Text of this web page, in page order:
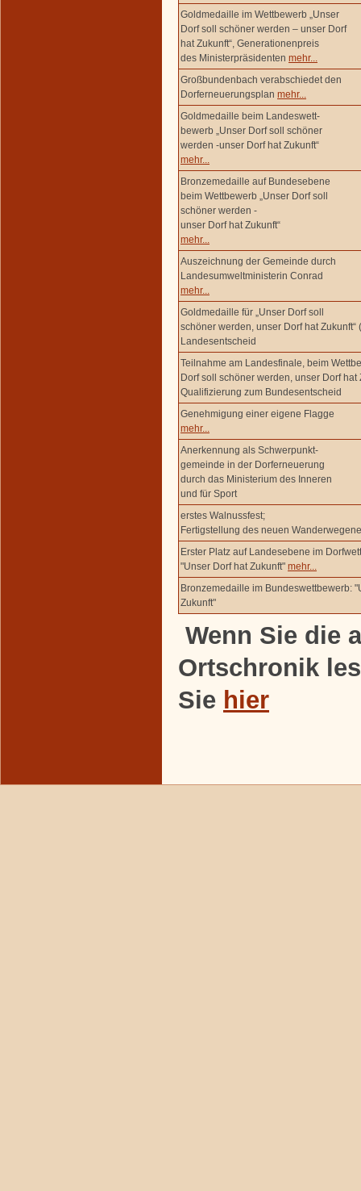
Goldmedaille im Wettbewerb „Unser
Dorf soll schöner werden – unser Dorf
hat Zukunft“, Generationenpreis
des Ministerpräsidenten mehr...
Großbundenbach verabschiedet den
Dorferneuerungsplan mehr...
Goldmedaille beim Landeswett-
bewerb „Unser Dorf soll schöner
werden -unser Dorf hat Zukunft“
mehr...
Bronzemedaille auf Bundesebene
beim Wettbewerb „Unser Dorf soll
schöner werden -
unser Dorf hat Zukunft“
mehr...
Auszeichnung der Gemeinde durch
Landesumweltministerin Conrad
mehr...
Goldmedaille für „Unser Dorf soll
schöner werden, unser Dorf hat Zukunft“
Landesentscheid
Teilnahme am Landesfinale, beim
Dorf soll schöner werden, unser Dorf hat
Qualifizierung zum Bundesentscheid
Genehmigung einer eigene Flagge
mehr...
Anerkennung als Schwerpunkt-
gemeinde in der Dorferneuerung
durch das Ministerium des Inneren
und für Sport
erstes Walnussfest;
Fertigstellung des neuen
Erster Platz auf Landesebene im
"Unser Dorf hat Zukunft" mehr...
Bronzemedaille im Bundeswettbewerb:
Zukunft"
Wenn Sie die
Ortschronik
Sie hier